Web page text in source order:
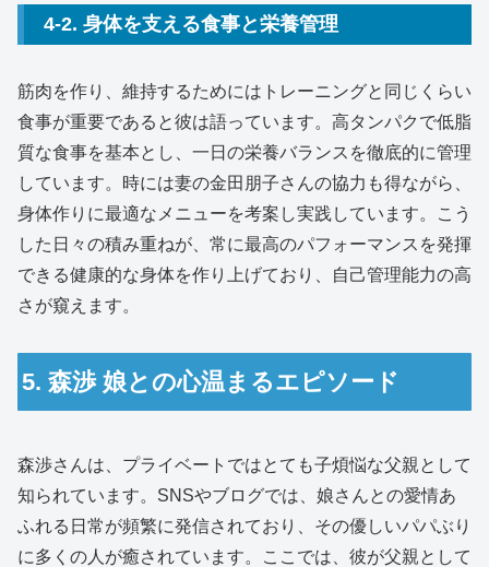
4-2. 身体を支える食事と栄養管理
筋肉を作り、維持するためにはトレーニングと同じくらい
食事が重要であると彼は語っています。高タンパクで低脂
質な食事を基本とし、一日の栄養バランスを徹底的に管理
しています。時には妻の金田朋子さんの協力も得ながら、
身体作りに最適なメニューを考案し実践しています。こう
した日々の積み重ねが、常に最高のパフォーマンスを発揮
できる健康的な身体を作り上げており、自己管理能力の高
さが窺えます。
5. 森渉 娘との心温まるエピソード
森渉さんは、プライベートではとても子煩悩な父親として
知られています。SNSやブログでは、娘さんとの愛情あ
ふれる日常が頻繁に発信されており、その優しいパパぶり
に多くの人が癒されています。ここでは、彼が父親として